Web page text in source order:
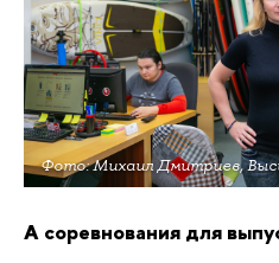
Фото: Михаил Дмитриев,
А соревнования для